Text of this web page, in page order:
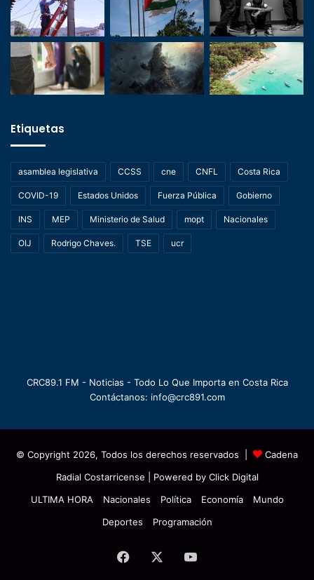
Etiquetas
asamblea legislativa CCSS cne CNFL Costa Rica
COVID-19 Estados Unidos Fuerza Pública Gobierno
INS MEP Ministerio de Salud mopt Nacionales
OIJ Rodrigo Chaves. TSE ucr
CRC89.1 FM - Noticias - Todo Lo Que Importa en Costa Rica
Contáctanos: info@crc891.com
© Copyright 2026, Todos los derechos reservados |
Cadena
Radial Costarricense | Powered by Click Digital
ULTIMA HORA
Nacionales Política Economía
Mundo
Deportes
Programación
Facebook YouTube